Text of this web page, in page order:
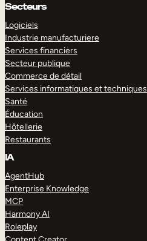
Secteurs
Logiciels
Industrie manufacturiere
Services financiers
Secteur publique
Commerce de détail
Services informatiques et techniques
Santé
Éducation
Hôtellerie
Restaurants
IA
AgentHub
Enterprise Knowledge
MCP
Harmony AI
Roleplay